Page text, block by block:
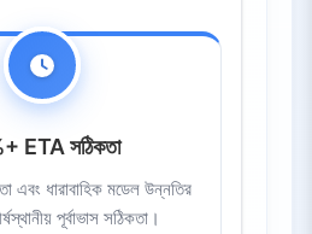
ETA সঠিকতা
এবং ধারাবাহিক মডেল উন্নতির
পূর্বাভাস সঠিকতা।